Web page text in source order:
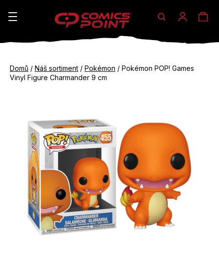
Hledat
Domů / Náš sortiment / Pokémon / Pokémon POP! Games
Vinyl Figure Charmander 9 cm
K
do
do